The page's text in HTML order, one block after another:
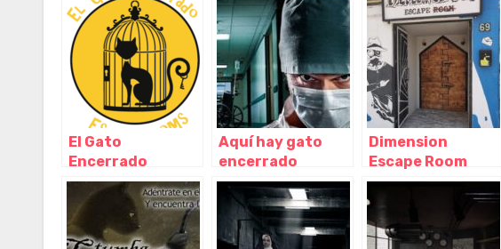
El Gato
Encerrado
Escape Rooms a
Domicilio Sevilla,
Aguadulce –
Almeria
Aquí hay gato
encerrado
Escape Room
Córdoba,
Córdoba –
Córdoba
Dimension
Escape Room
Almería, Almería –
Andalucía